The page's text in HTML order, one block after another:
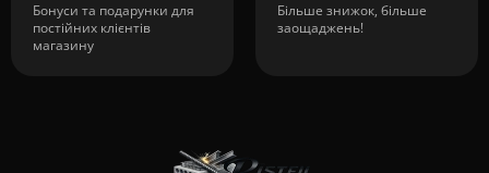
Бонуси та подарунки для
постійних клієнтів
магазину
Більше знижок, більше
заощаджень!